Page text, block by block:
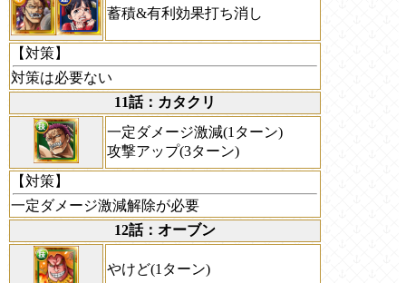
蓄積&有利効果打ち消し
【対策】
対策は必要ない
11話：カタクリ
一定ダメージ激減(1ターン)
攻撃アップ(3ターン)
【対策】
一定ダメージ激減解除が必要
12話：オーブン
やけど(1ターン)